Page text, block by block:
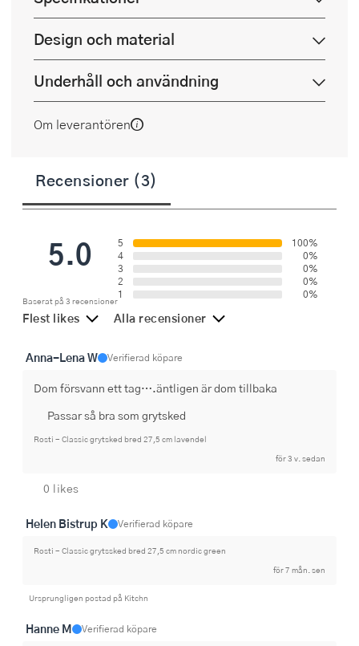
Design och material
Underhåll och användning
Om leverantören
Recensioner (3)
5.0
Baserat på 3 recensioner
5
100%
4
0%
3
0%
2
0%
1
0%
Flest likes Alla recensioner
Anna-Lena W Verifierad köpare
Dom försvann ett tag….äntligen är dom tillbaka
Passar så bra som grytsked
Rosti - Classic grytsked bred 27,5 cm lavendel
för 3 v. sedan
0 likes
Helen Bistrup K Verifierad köpare
Rosti - Classic grytssked bred 27,5 cm nordic green
för 7 mån. sen
Ursprungligen postad på Kitchn
Hanne M Verifierad köpare